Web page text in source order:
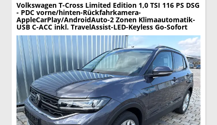
Volkswagen T-Cross Limited Edition 1,0 TSI 116 PS DSG
- PDC vorne/hinten-Rückfahrkamera-
AppleCarPlay/AndroidAuto-2 Zonen Klimaautomatik-
USB C-ACC inkl. TravelAssist-LED-Keyless Go-Sofort